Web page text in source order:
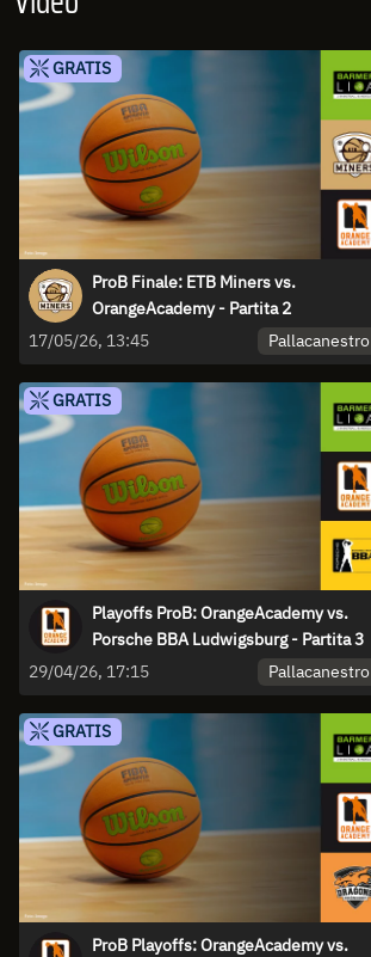
GRATIS
ProB Finale: ETB Miners vs.
OrangeAcademy - Partita 2
17/05/26, 13:45
Pallacanestro
GRATIS
Playoffs ProB: OrangeAcademy vs.
Porsche BBA Ludwigsburg - Partita 3
29/04/26, 17:15
Pallacanestro
GRATIS
ProB Playoffs: OrangeAcademy vs.